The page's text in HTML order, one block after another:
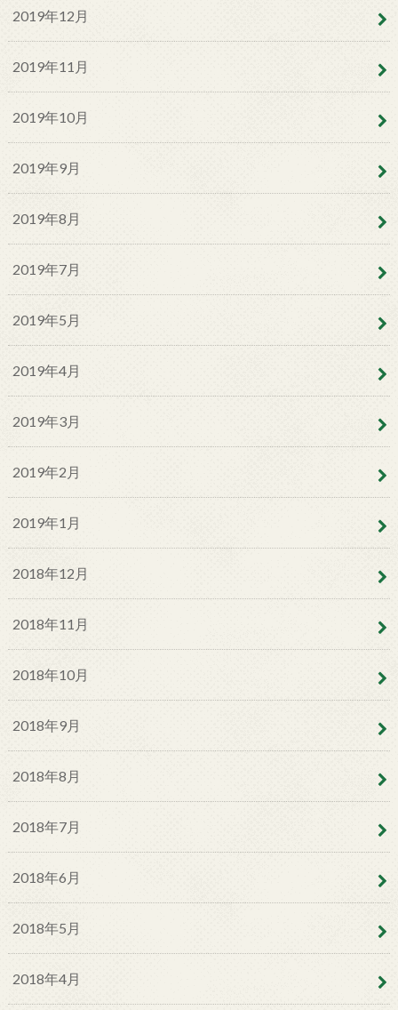
2019年12月
2019年11月
2019年10月
2019年9月
2019年8月
2019年7月
2019年5月
2019年4月
2019年3月
2019年2月
2019年1月
2018年12月
2018年11月
2018年10月
2018年9月
2018年8月
2018年7月
2018年6月
2018年5月
2018年4月